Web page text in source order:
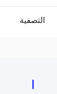
التصفية